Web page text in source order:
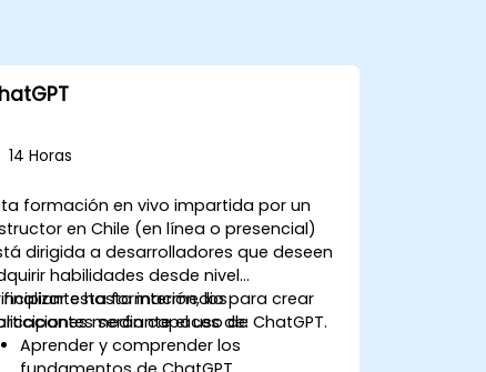
14 Horas
formación en vivo impartida por un
en Chile (en línea o presencial)
dirigida a desarrolladores que deseen
habilidades desde nivel
hasta intermedio para crear
mediante el uso de ChatGPT.
finalizar esta formación, los
serán capaces de:
Aprender y comprender los